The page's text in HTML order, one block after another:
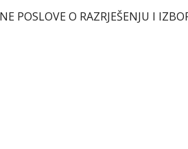
POSLOVE O RAZRJEŠENJU I